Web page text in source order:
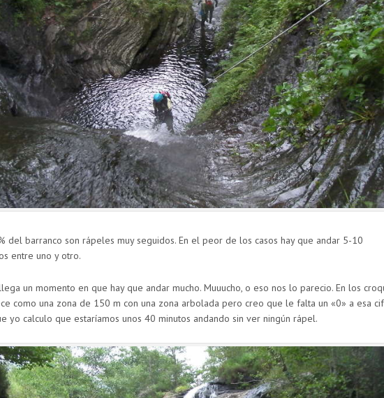
del barranco son rápeles muy seguidos. En el peor de los casos hay que andar 5-10
entre uno y otro.
un momento en que hay que andar mucho. Muuucho, o eso nos lo parecio. En los
como una zona de 150 m con una zona arbolada pero creo que le falta un «0» a esa
yo calculo que estaríamos unos 40 minutos andando sin ver ningún rápel.